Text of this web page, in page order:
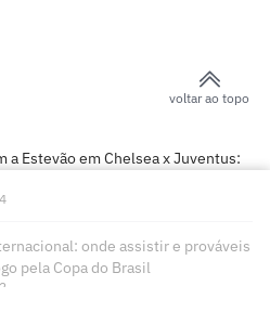
voltar ao topo
a Estevão em Chelsea x Juventus:
onde assistir e prováveis
pela Copa do Brasil